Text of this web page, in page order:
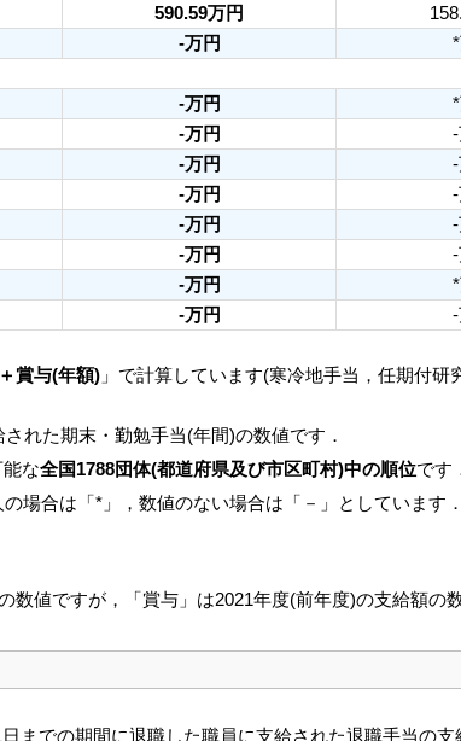
590.59万円
-万円
-万円
-万円
-万円
-万円
-万円
-万円
-万円
-万円
賞与(年額) 」で計算しています(寒冷地手当，任期付
された期末・勤勉手当(年間)の数値です．
な全国1788団体(都道府県及び市区町村)中の順位です
場合は「*」，数値のない場合は「－」としています．
数値ですが，「賞与」は2021年度(前年度)の支給額の
までの期間に退職した職員に支給された退職手当の支